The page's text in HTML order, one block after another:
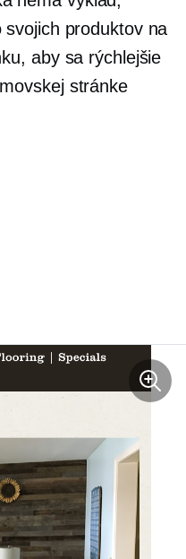
produktov na
aby sa rýchlejšie
stránke